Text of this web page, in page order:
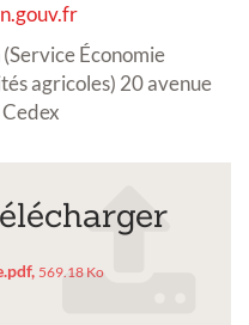
Économie
agricoles) 20 avenue
569.18 Ko